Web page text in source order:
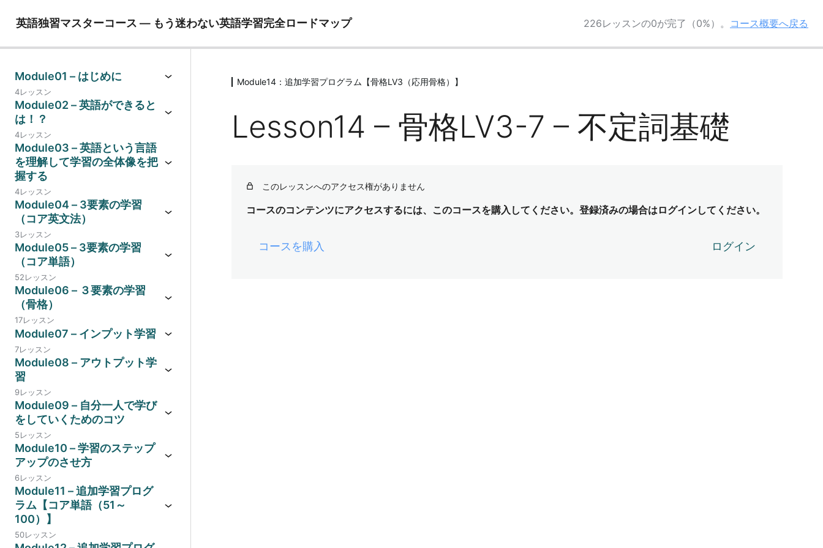
英語独習マスターコース ― もう迷わない英語学習完全ロードマップ 226レッスンの0が完了（0%）。 コース概要へ戻る
Module01 – はじめに
4レッスン
Module02 – 英語ができると
は！？
4レッスン
Module03 – 英語という言語
を理解して学習の全体像を把
握する
4レッスン
Module04 – 3要素の学習
（コア英文法）
3レッスン
Module05 – 3要素の学習
（コア単語）
52レッスン
Module06 – ３要素の学習
（骨格）
17レッスン
Module07 – インプット学習
7レッスン
Module08 – アウトプット学
習
9レッスン
Module09 – 自分一人で学び
をしていくためのコツ
5レッスン
Module10 – 学習のステップ
アップのさせ方
6レッスン
Module11 – 追加学習プログ
ラム【コア単語（51～
100）】
50レッスン
Module14：追加学習プログラム【骨格LV3（応用骨格）】
Lesson14 – 骨格LV3-7 – 不定詞基礎
このレッスンへのアクセス権がありません
コースのコンテンツにアクセスするには、このコースを購入してください。登録済みの場合はログインしてください。
コースを購入 ログイン